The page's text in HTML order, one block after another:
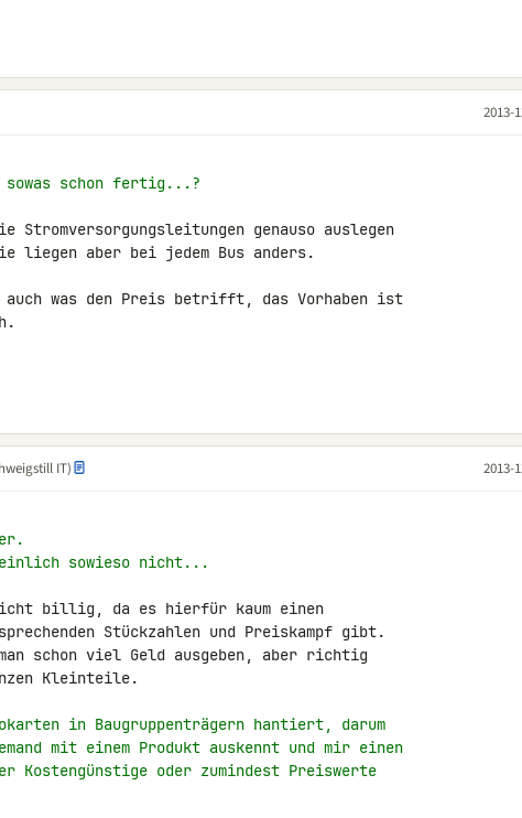
2013-
schon fertig...?
Stromversorgungsleitungen genauso auslegen
liegen aber bei jedem Bus anders.
was den Preis betrifft, das Vorhaben ist
IT) 2013-
sowieso nicht...
billig, da es hierfür kaum einen
Stückzahlen und Preiskampf gibt.
schon viel Geld ausgeben, aber richtig
Kleinteile.
in Baugruppenträgern hantiert, darum
mit einem Produkt auskennt und mir einen
Kostengünstige oder zumindest Preiswerte